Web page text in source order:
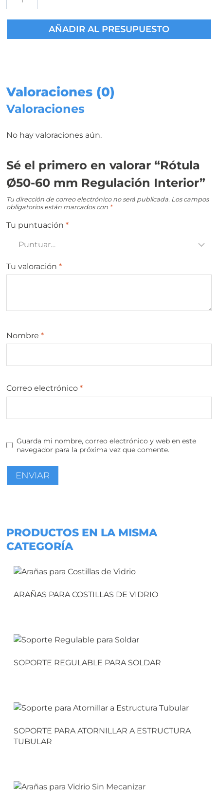
Ø50-
60
Regulación
AÑADIR AL PRESUPUESTO
Valoraciones (0)
Valoraciones
No hay valoraciones aún.
Sé el primero en valorar “Rótula
Ø50-60 mm Regulación Interior”
Tu dirección de correo electrónico no será publicada. Los campos
obligatorios están marcados con *
Tu puntuación *
Tu valoración *
Nombre *
Correo electrónico *
Guarda mi nombre, correo electrónico y web en este
navegador para la próxima vez que comente.
PRODUCTOS EN LA MISMA
CATEGORÍA
ARAÑAS PARA COSTILLAS DE VIDRIO
SOPORTE REGULABLE PARA SOLDAR
SOPORTE PARA ATORNILLAR A ESTRUCTURA
TUBULAR